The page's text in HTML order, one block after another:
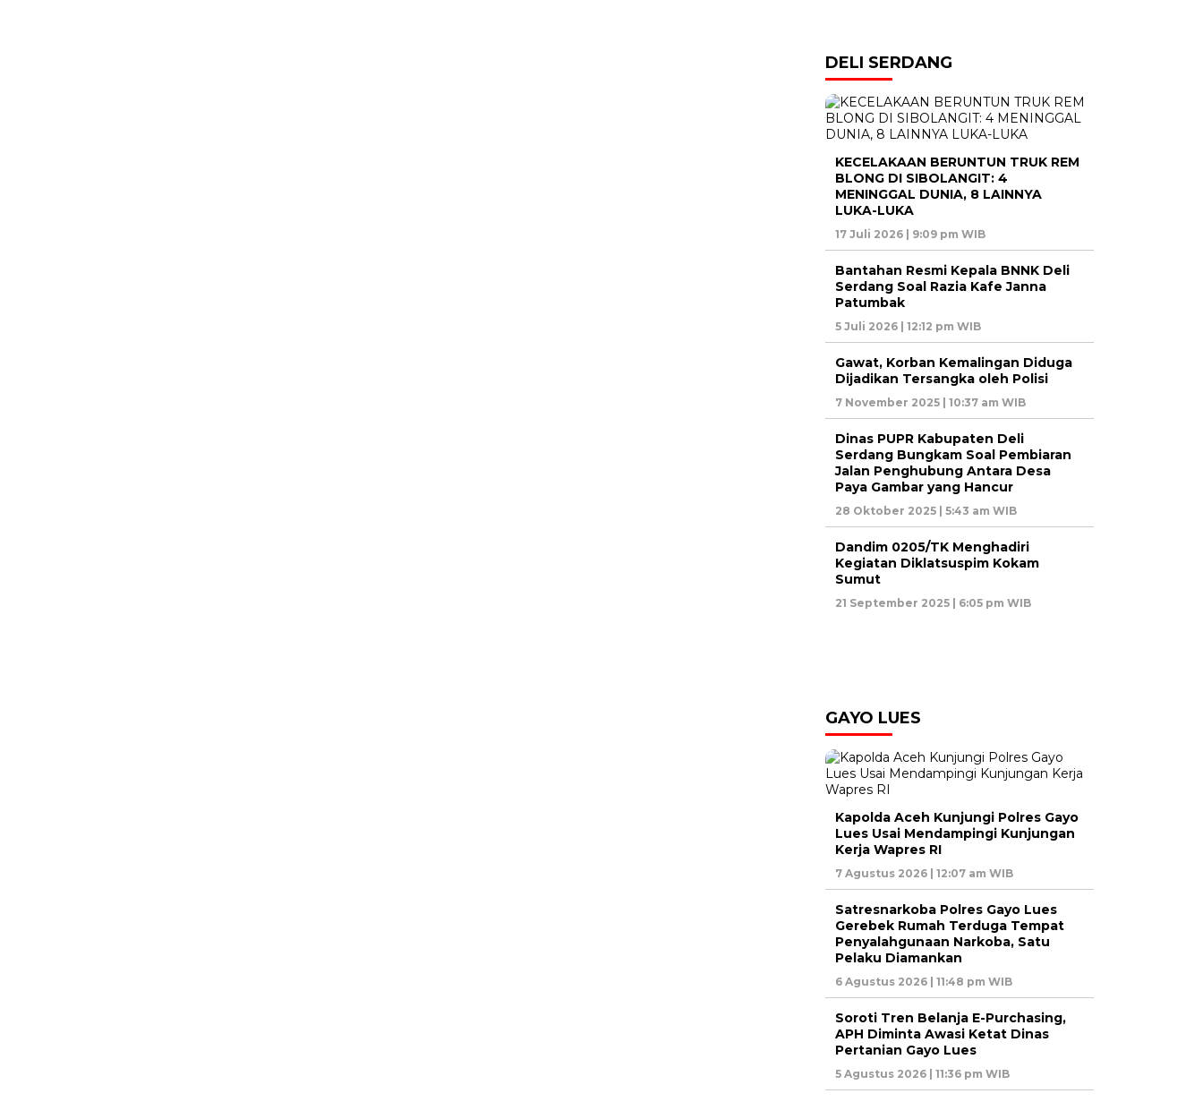
DELI SERDANG
KECELAKAAN BERUNTUN TRUK REM
BLONG DI SIBOLANGIT: 4
MENINGGAL DUNIA, 8 LAINNYA
LUKA-LUKA
17 Juli 2026 | 9:09 pm WIB
Bantahan Resmi Kepala BNNK Deli
Serdang Soal Razia Kafe Janna
Patumbak
5 Juli 2026 | 12:12 pm WIB
Gawat, Korban Kemalingan Diduga
Dijadikan Tersangka oleh Polisi
7 November 2025 | 10:37 am WIB
Dinas PUPR Kabupaten Deli
Serdang Bungkam Soal Pembiaran
Jalan Penghubung Antara Desa
Paya Gambar yang Hancur
28 Oktober 2025 | 5:43 am WIB
Dandim 0205/TK Menghadiri
Kegiatan Diklatsuspim Kokam
Sumut
21 September 2025 | 6:05 pm WIB
GAYO LUES
Kapolda Aceh Kunjungi Polres Gayo
Lues Usai Mendampingi Kunjungan
Kerja Wapres RI
7 Agustus 2026 | 12:07 am WIB
Satresnarkoba Polres Gayo Lues
Gerebek Rumah Terduga Tempat
Penyalahgunaan Narkoba, Satu
Pelaku Diamankan
6 Agustus 2026 | 11:48 pm WIB
Soroti Tren Belanja E-Purchasing,
APH Diminta Awasi Ketat Dinas
Pertanian Gayo Lues
5 Agustus 2026 | 11:36 pm WIB